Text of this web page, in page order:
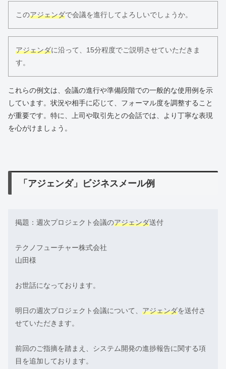
このアジェンダで会議を進行してよろしいでしょうか。
アジェンダに沿って、15分程度でご説明させていただきま
す。
これらの例文は、会議の進行や準備段階での一般的な使用例を示
しています。状況や相手に応じて、フォーマル度を調整すること
が重要です。特に、上司や取引先との会話では、より丁寧な表現
を心がけましょう。
「アジェンダ」ビジネスメール例
掲題：週次プロジェクト会議のアジェンダ送付
テクノフューチャー株式会社
山田様
お世話になっております。
明日の週次プロジェクト会議について、 アジェンダを送付さ
せていただきます。
前回のご指摘を踏まえ、システム開発の進捗報告に関する項
目を追加しております。